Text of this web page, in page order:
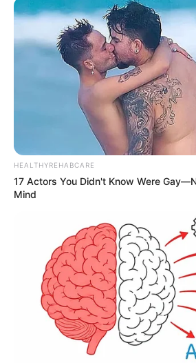
HEALTHYREHABCARE
17 Actors You Didn't Know Were
Mind